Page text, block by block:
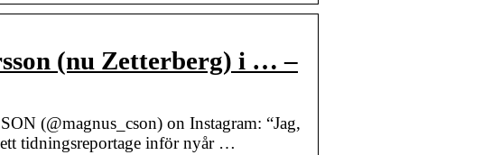
(nu Zetterberg) i … –
(@magnus_cson) on Instagram: “Jag,
tidningsreportage inför nyår …